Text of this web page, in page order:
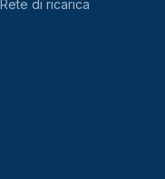
Rete di ricarica